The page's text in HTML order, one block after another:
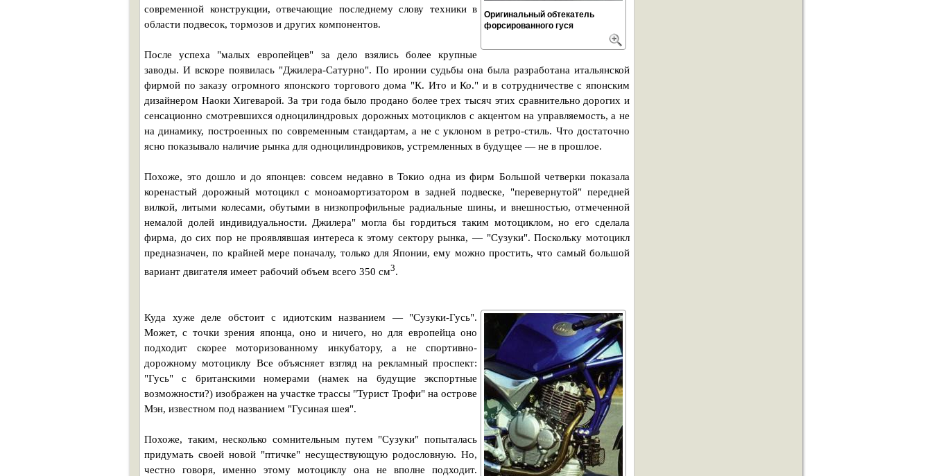
Оригинальный обтекатель
форсированного гуся
современной конструкции, отвечающие последнему слову техники в
области подвесок, тормозов и других компонентов.
После успеха "малых европейцев" за дело взялись более крупные
заводы. И вскоре появилась "Джилера-Сатурно". По иронии судьбы она была разработана итальянской
фирмой по заказу огромного японского торгового дома "К. Ито и Ко." и в сотрудничестве с японским
дизайнером Наоки Хигеварой. За три года было продано более трех тысяч этих сравнительно дорогих и
сенсационно смотревшихся одноцилиндровых дорожных мотоциклов с акцентом на управляемость, а не
на динамику, построенных по современным стандартам, а не с уклоном в ретро-стиль. Что достаточно
ясно показывало наличие рынка для одноцилиндровиков, устремленных в будущее — не в прошлое.
Похоже, это дошло и до японцев: совсем недавно в Токио одна из фирм Большой четверки показала
коренастый дорожный мотоцикл с моноамортизатором в задней подвеске, "перевернутой" передней
вилкой, литыми колесами, обутыми в низкопрофильные радиальные шины, и внешностью, отмеченной
немалой долей индивидуальности. Джилера" могла бы гордиться таким мотоциклом, но его сделала
фирма, до сих пор не проявлявшая интереса к этому сектору рынка, — "Сузуки". Поскольку мотоцикл
предназначен, по крайней мере поначалу, только для Японии, ему можно простить, что самый большой
вариант двигателя имеет рабочий объем всего 350 см3.
Куда хуже деле обстоит с идиотским названием — "Сузуки-Гусь".
Может, с точки зрения японца, оно и ничего, но для европейца оно
подходит скорее моторизованному инкубатору, а не спортивно-
дорожному мотоциклу Все объясняет взгляд на рекламный проспект:
"Гусь" с британскими номерами (намек на будущие экспортные
возможности?) изображен на участке трассы "Турист Трофи" на острове
Мэн, известном под названием "Гусиная шея".
Похоже, таким, несколько сомнительным путем "Сузуки" попыталась
придумать своей новой "птичке" несуществующую родословную. Но,
честно говоря, именно этому мотоциклу она не вполне подходит.